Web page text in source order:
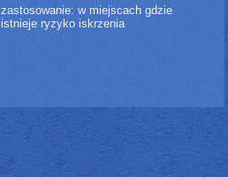
zastosowanie: w miejscach gdzie
istnieje ryzyko iskrzenia